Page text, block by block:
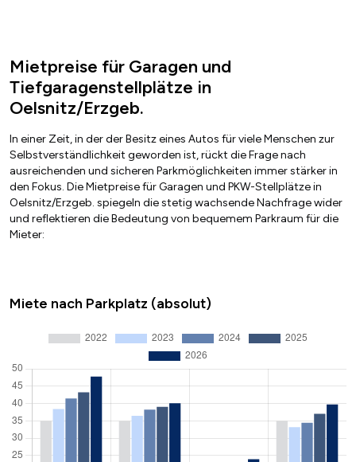
Mietpreise für Garagen und
Tiefgaragenstellplätze in
Oelsnitz/Erzgeb.
In einer Zeit, in der der Besitz eines Autos für viele Menschen zur
Selbstverständlichkeit geworden ist, rückt die Frage nach
ausreichenden und sicheren Parkmöglichkeiten immer stärker in
den Fokus. Die Mietpreise für Garagen und PKW-Stellplätze in
Oelsnitz/Erzgeb. spiegeln die stetig wachsende Nachfrage wider
und reflektieren die Bedeutung von bequemem Parkraum für die
Mieter:
Miete nach Parkplatz (absolut)